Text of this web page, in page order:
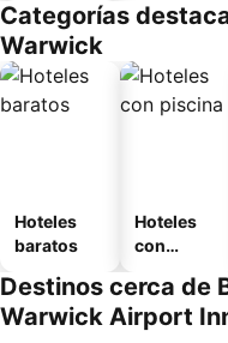
Categorías
Warwick
Hoteles
baratos
Hoteles
con
Destinos cerca de
Warwick Airport